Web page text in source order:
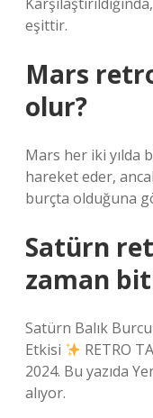
eşittir.
Mars
olur?
Mars her iki yılda
hareket eder,
burçta olduğuna
Satürn
zaman
Satürn Balık
Etkisi
RETRO
2024. Bu yazıda
alıyor.